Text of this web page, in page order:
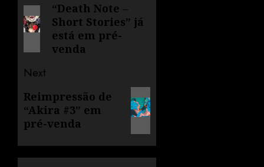
“Death Note –
Short Stories” já
está em pré-
venda
Next
Reimpressão de
“Akira #3” em
pré-venda